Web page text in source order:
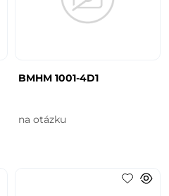
BMHM 1001-4D1
na otázku